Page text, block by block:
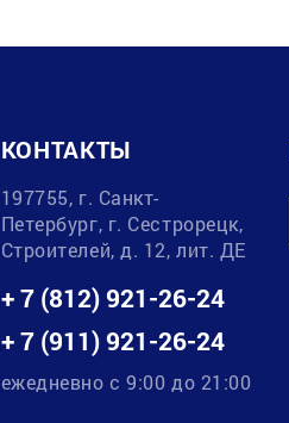
КОНТАКТЫ
197755, г. Санкт-
Петербург, г. Сестрорецк,
Строителей, д. 12, лит. ДЕ
+ 7 (812) 921-26-24
+ 7 (911) 921-26-24
ежедневно с 9:00 до 21:00